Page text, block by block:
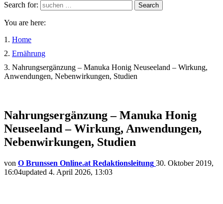
Search for:
Search
You are here:
Home
Ernährung
Nahrungsergänzung – Manuka Honig Neuseeland – Wirkung,
Anwendungen, Nebenwirkungen, Studien
Nahrungsergänzung – Manuka Honig
Neuseeland – Wirkung, Anwendungen,
Nebenwirkungen, Studien
von O Brunssen Online.at Redaktionsleitung 30. Oktober 2019,
16:04updated 4. April 2026, 13:03